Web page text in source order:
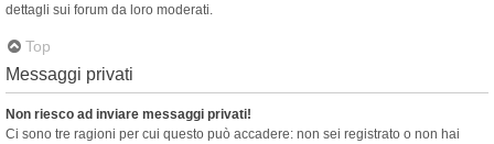
dettagli sui forum da loro moderati.
Top
Messaggi privati
Non riesco ad inviare messaggi privati!
Ci sono tre ragioni per cui questo può accadere: non sei registrato o non hai